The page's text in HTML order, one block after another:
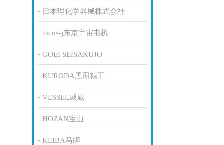
日本理化学器械株式会社
tocos-j东京宇宙电机
GOEI SEISAKUJO
KURODA黑田精工
VESSEL威威
HOZAN宝山
KEIBA马牌